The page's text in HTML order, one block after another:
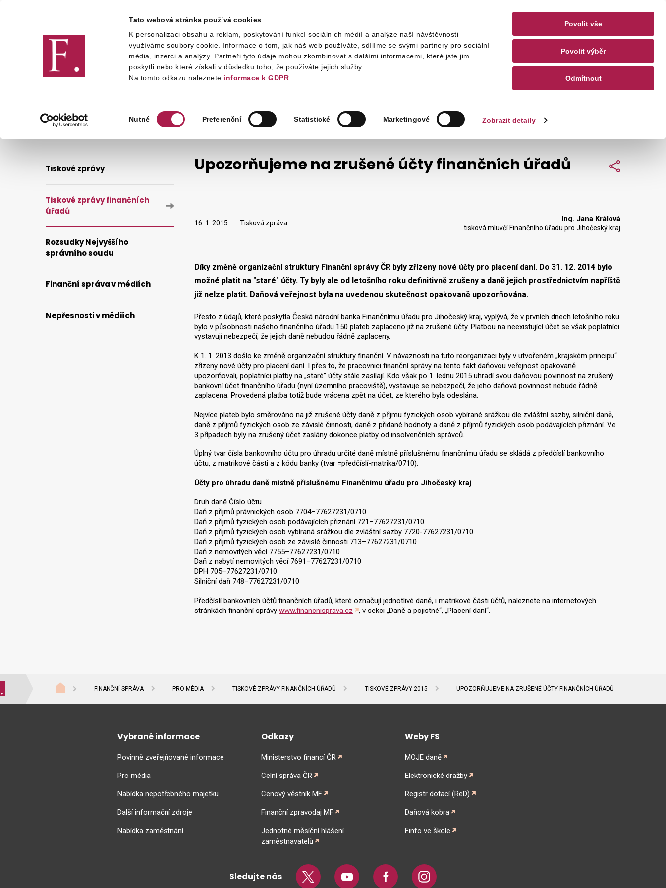
Tato webová stránka používá cookies
K personalizaci obsahu a reklam, poskytování funkcí sociálních médií a analýze naší návštěvnosti
využíváme soubory cookie. Informace o tom, jak náš web používáte, sdílíme se svými partnery pro sociální
média, inzerci a analýzy. Partneři tyto údaje mohou zkombinovat s dalšími informacemi, které jste jim
poskytli nebo které získali v důsledku toho, že používáte jejich služby.
Na tomto odkazu naleznete informace k GDPR.
souhlasu
Nutné Preferenční Statistické Marketingové Zobrazit detaily
Povolit vše
Povolit výběr
Odmítnout
Finanční správa Daně Mezinárodní spolupráce Kontakty CZ EN
UPOZORŇUJEME NA ZRUŠENÉ ÚČTY FINANČNÍCH ÚŘADŮ
Upozorňujeme na zrušené účty finančních úřadů Sdílet
16. 1. 2015 Tisková zpráva Ing. Jana Králová
tisková mluvčí Finančního úřadu pro Jihočeský kraj
Díky změně organizační struktury Finanční správy ČR byly zřízeny nové účty pro placení daní. Do 31. 12. 2014 bylo
možné platit na "staré" účty. Ty byly ale od letošního roku definitivně zrušeny a daně jejich prostřednictvím napříště
již nelze platit. Daňová veřejnost byla na uvedenou skutečnost opakovaně upozorňována.
Přesto z údajů, které poskytla Česká národní banka Finančnímu úřadu pro Jihočeský kraj, vyplývá, že v prvních dnech letošního roku
bylo v působnosti našeho finančního úřadu 150 plateb zaplaceno již na zrušené účty. Platbou na neexistující účet se však poplatníci
vystavují nebezpečí, že jejich daně nebudou řádně zaplaceny.
K 1. 1. 2013 došlo ke změně organizační struktury finanční. V návaznosti na tuto reorganizaci byly v utvořeném „krajském principu“
zřízeny nové účty pro placení daní. I přes to, že pracovnici finanční správy na tento fakt daňovou veřejnost opakovaně
upozorňovali, poplatníci platby na „staré” účty stále zasílají. Kdo však po 1. lednu 2015 uhradí svou daňovou povinnost na zrušený
bankovní účet finančního úřadu (nyní územního pracoviště), vystavuje se nebezpečí, že jeho daňová povinnost nebude řádně
zaplacena. Provedená platba totiž bude vrácena zpět na účet, ze kterého byla odeslána.
Nejvíce plateb bylo směrováno na již zrušené účty daně z příjmu fyzických osob vybírané srážkou dle zvláštní sazby, silniční daně,
daně z příjmů fyzických osob ze závislé činnosti, daně z přidané hodnoty a daně z příjmů fyzických osob podávajících přiznání. Ve
3 případech byly na zrušený účet zaslány dokonce platby od insolvenčních správců.
Úplný tvar čísla bankovního účtu pro úhradu určité daně místně příslušnému finančnímu úřadu se skládá z předčíslí bankovního
účtu, z matrikové části a z kódu banky (tvar =předčíslí-matrika/0710).
Účty pro úhradu daně místně příslušnému Finančnímu úřadu pro Jihočeský kraj
Druh daně Číslo účtu
Daň z příjmů právnických osob 7704–77627231/0710
Daň z příjmů fyzických osob podávajících přiznání 721–77627231/0710
Daň z příjmů fyzických osob vybíraná srážkou dle zvláštní sazby 7720-77627231/0710
Daň z příjmů fyzických osob ze závislé činnosti 713–77627231/0710
Daň z nemovitých věcí 7755–77627231/0710
Daň z nabytí nemovitých věcí 7691–77627231/0710
DPH 705–77627231/0710
Silniční daň 748–77627231/0710
Předčíslí bankovních účtů finančních úřadů, které označují jednotlivé daně, i matrikové části účtů, naleznete na internetových
stránkách finanční správy www.financnisprava.cz , v sekci „Daně a pojistné“, „Placení daní“.
Tiskové zprávy
Tiskové zprávy finančních
úřadů
Rozsudky Nejvyššího
správního soudu
Finanční správa v médiích
Nepřesnosti v médiích
FINANČNÍ SPRÁVA PRO MÉDIA TISKOVÉ ZPRÁVY FINANČNÍCH ÚŘADŮ TISKOVÉ ZPRÁVY 2015 UPOZORŇUJEME NA ZRUŠENÉ ÚČTY FINANČNÍCH ÚŘADŮ
Vybrané informace
Povinně zveřejňované informace
Pro média
Nabídka nepotřebného majetku
Další informační zdroje
Nabídka zaměstnání
Odkazy
Ministerstvo financí ČR
Celní správa ČR
Cenový věstník MF
Finanční zpravodaj MF
Jednotné měsíční hlášení
zaměstnavatelů
Weby FS
MOJE daně
Elektronické dražby
Registr dotací (ReD)
Daňová kobra
Finfo ve škole
Sledujte nás Twitter Youtube Facebook Instagram